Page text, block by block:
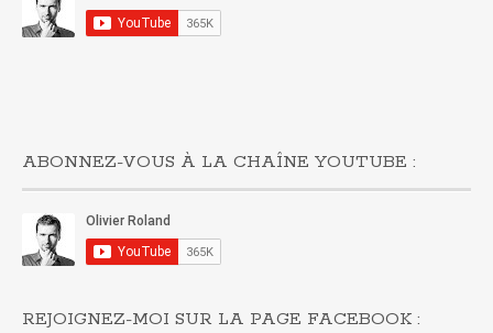
ABONNEZ-VOUS À LA CHAÎNE YOUTUBE :
REJOIGNEZ-MOI SUR LA PAGE FACEBOOK :